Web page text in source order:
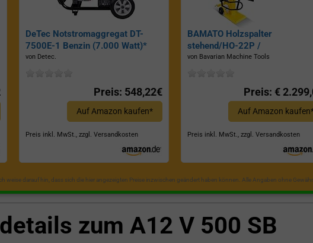
DeTec Notstromaggregat DT-
7500E-1 Benzin (7.000 Watt)*
von Detec.
Preis: 548,22€
Auf Amazon kaufen*
Preis inkl. MwSt., zzgl. Versandkosten
BAMATO Holzspalter
stehend/HO-22P /
Zapfwellenantrieb, Inkl.
von Bavarian Machine Tools
Preis: €
Auf Amazon
Preis inkl. MwSt., zzgl. Versandkosten
weise darauf hin, dass sich die hier angezeigten Preise inzwischen geändert haben können. Alle Angaben ohne Gewähr.
zum A12 V 500 SB